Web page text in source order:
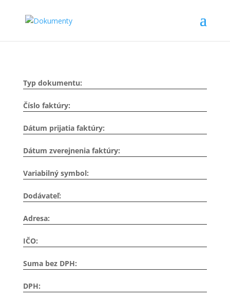
Typ dokumentu:
Číslo faktúry:
Dátum prijatia faktúry:
Dátum zverejnenia faktúry:
Variabilný symbol:
Dodávateľ:
Adresa:
IČO:
Suma bez DPH:
DPH: